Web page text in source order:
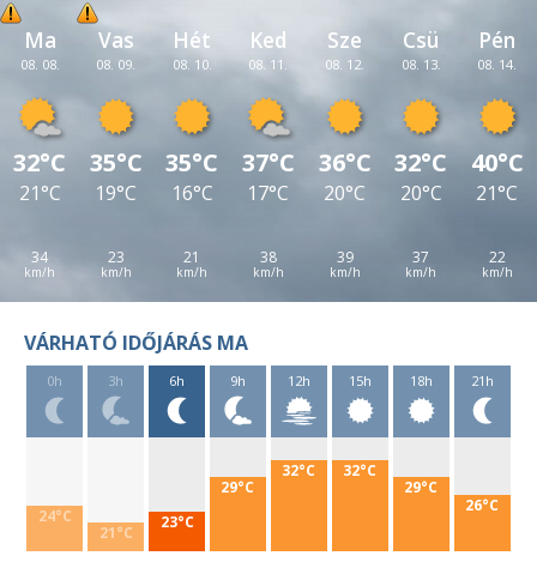
Ma
08. 08.
32°C
21°C
34
Vas
08. 09.
35°C
19°C
23
Hét
08. 10.
35°C
16°C
21
Ked
08. 11.
37°C
17°C
38
Sze
08. 12.
36°C
20°C
39
Csü
08. 13.
32°C
20°C
37
Pén
08. 14.
40°C
21°C
22
VÁRHATÓ IDŐJÁRÁS MA
0h
24°C
3h
21°C
6h
23°C
9h
29°C
12h
32°C
15h
32°C
18h
29°C
21h
26°C